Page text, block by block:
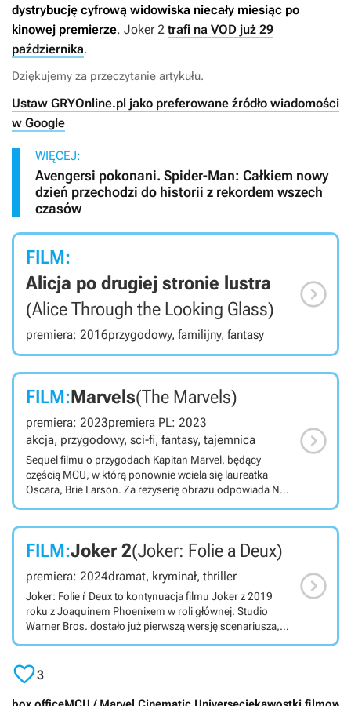
dystrybucję cyfrową widowiska niecały miesiąc po
kinowej premierze. Joker 2 trafi na VOD już 29
października.
Dziękujemy za przeczytanie artykułu.
Ustaw GRYOnline.pl jako preferowane źródło wiadomości
w Google
WIĘCEJ:
Avengersi pokonani. Spider-Man: Całkiem nowy
dzień przechodzi do historii z rekordem wszech
czasów
FILM:
Alicja po drugiej stronie lustra
(Alice Through the Looking Glass)
premiera: 2016przygodowy, familijny, fantasy

FILM:Marvels(The Marvels)
premiera: 2023premiera PL: 2023
akcja, przygodowy, sci-fi, fantasy, tajemnica
Sequel filmu o przygodach Kapitan Marvel, będący
częścią MCU, w którą ponownie wciela się laureatka
Oscara, Brie Larson. Za reżyserię obrazu odpowiada Nia
rewolucjonisty Kree. Jej moce łączą się z mocami
superfanki Kamali Khan – Ms. Marvel – oraz z
siostrzenicą Carol, obecnie astronautką S.A.B.E.R,
kapitan Monicą Rambeau. Teraz to niezgrane trio musi
dać prawdziwy popis i wspólnie uratować świat jako
„The Marvels”.

FILM:Joker 2(Joker: Folie a Deux)
premiera: 2024dramat, kryminał, thriller
Joker: Folie ŕ Deux to kontynuacja filmu Joker z 2019
roku z Joaquinem Phoenixem w roli głównej. Studio
Warner Bros. dostało już pierwszą wersję scenariusza, a
informacje są na ten moment trzymane w tajemnicy.
Joker 2 ma pojawić się w kinach najwcześniej w 2024
roku, a w tytułowej roli ponownie zobaczymy Joaquina

3